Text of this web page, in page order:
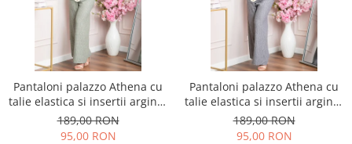
Pantaloni palazzo Athena cu
talie elastica si insertii argintii
- Kaki
189,00 RON
95,00 RON
Pantaloni palazzo Athena cu
talie elastica si insertii argintii
- Gri
189,00 RON
95,00 RON